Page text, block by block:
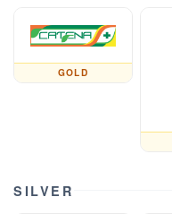
GOLD
SILVER